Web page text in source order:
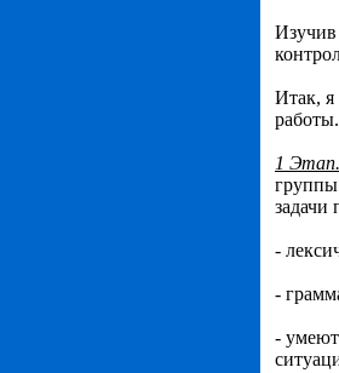
Изучив
Итак, я
работы.
1 Этап.
задачи
-
-
- умеют